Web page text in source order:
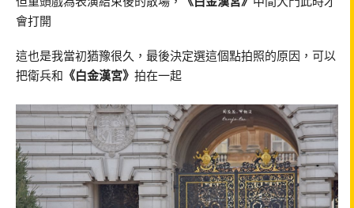
會打開
這也是我當初猶豫很久，最後決定選這個點拍照的原因，可以
把衛兵和 《白金漢宮》 拍在一起